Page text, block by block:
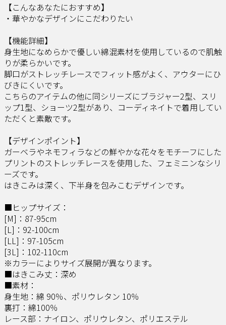
【こんなあなたにおすすめ】
・華やかなデザインにこだわりたい
【機能詳細】
身生地になめらかで優しい綿混素材を使用しているので肌触
りが柔らかいです。
脚口がストレッチレースでフィット感がよく、アウターにひ
びきにくいです。
こちらのアイテムの他に同シリーズにブラジャー2型、スリ
ップ1型、ショーツ2型があり、コーディネイトで着用してい
ただくと素敵です。
【デザインポイント】
ガーベラやネモフィラなどの鮮やかな花々をモチーフにした
プリントのストレッチレースを使用した、フェミニンなシリ
ーズです。
はきこみは深く、下半身を包みこむデザインです。
■ヒップサイズ：
[M]：87-95cm
[L]：92-100cm
[LL]：97-105cm
[3L]：102-110cm
※カラーによりサイズ展開が異なります。
■はきこみ丈：深め
■素材：
身生地：綿 90％、ポリウレタン 10％
裏打：綿100％
レース部：ナイロン、ポリウレタン、ポリエステル